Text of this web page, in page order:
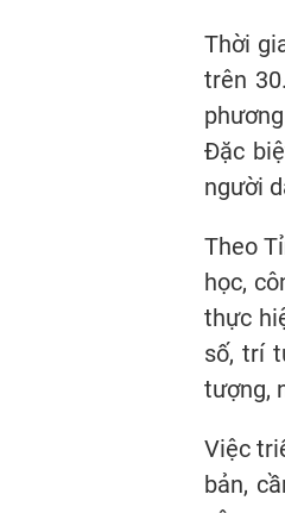
Thời
trên
Đặc
người
Theo
học,
thực
số, trí
tượng,
Việc
bản,